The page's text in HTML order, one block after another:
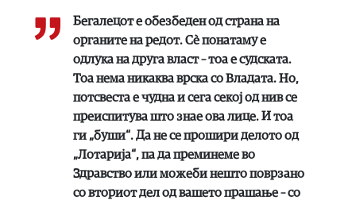
Бегалецот е обезбеден од страна на
органите на редот. Сè понатаму е
одлука на друга власт – тоа е судската.
Тоа нема никаква врска со Владата. Но,
потсвеста е чудна и сега секој од нив се
преиспитува што знае ова лице. И тоа
ги „буши“. Да не се прошири делото од
„Лотарија“, па да преминеме во
Здравство или можеби нешто поврзано
со вториот дел од вашето прашање – со